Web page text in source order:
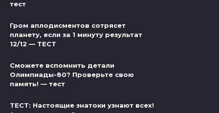
тест
Гром аплодисментов сотрясет
планету, если за 1 минуту результат
12/12 — ТЕСТ
Сможете вспомнить детали
Олимпиады-80? Проверьте свою
память! — тест
ТЕСТ: Настоящие знатоки узнают всех!